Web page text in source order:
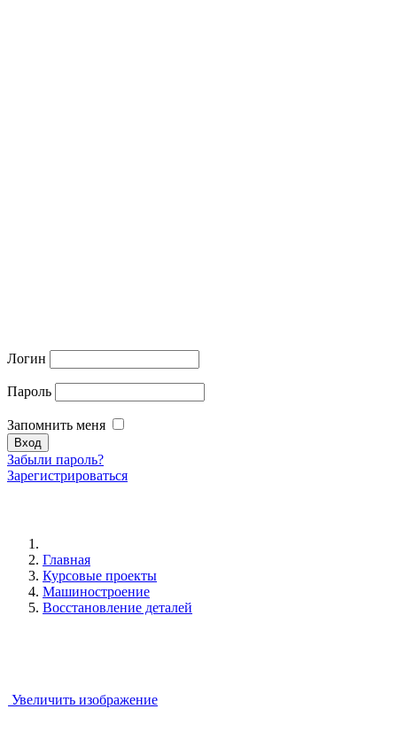
Логин
Пароль
Запомнить меня
Забыли пароль?
Зарегистрироваться
Главная
Курсовые проекты
Машиностроение
Восстановление деталей
Увеличить изображение